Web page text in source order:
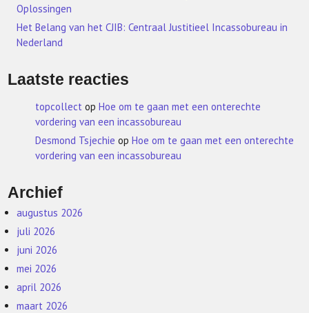
Oplossingen
Het Belang van het CJIB: Centraal Justitieel Incassobureau in
Nederland
Laatste reacties
topcollect opHoe om te gaan met een onterechte
vordering van een incassobureau
Desmond Tsjechie opHoe om te gaan met een onterechte
vordering van een incassobureau
Archief
augustus 2026
juli 2026
juni 2026
mei 2026
april 2026
maart 2026